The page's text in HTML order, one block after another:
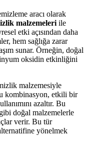
aracı olarak
malzemeleri ile
etki açısından daha
hem sağlığa zarar
sunar. Örneğin, doğal
oksidin etkinliğini
malzemesiyle
kombinasyon, etkili bir
azaltır. Bu
gibi doğal malzemelerle
verir. Bu tür
yönelmek